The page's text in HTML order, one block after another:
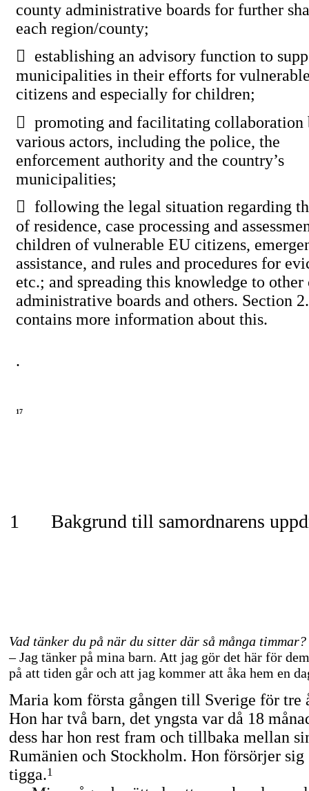
county administrative boards for further
each region/county;

establishing an advisory function to
municipalities in their efforts for
citizens and especially for children;
 promoting and facilitating collaboration
various actors, including the police, the
enforcement authority and the country’s
municipalities;
 following the legal situation regarding
of residence, case processing and
children of vulnerable EU citizens,
assistance, and rules and procedures for
etc.; and spreading this knowledge to other
administrative boards and others. Section
contains more information about this.
.
17
1 Bakgrund till samordnarens
Vad tänker du på när du sitter där så många timmar?
– Jag tänker på mina barn. Att jag gör det här för
på att tiden går och att jag kommer att åka hem en
Maria kom första gången till Sverige för tre
Hon har två barn, det yngsta var då 18
dess har hon rest fram och tillbaka mellan
Rumänien och Stockholm. Hon försörjer sig
tigga.1